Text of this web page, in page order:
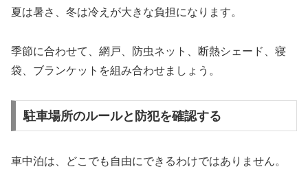
夏は暑さ、冬は冷えが大きな負担になります。
季節に合わせて、網戸、防虫ネット、断熱シェード、寝
袋、ブランケットを組み合わせましょう。
駐車場所のルールと防犯を確認する
車中泊は、どこでも自由にできるわけではありません。